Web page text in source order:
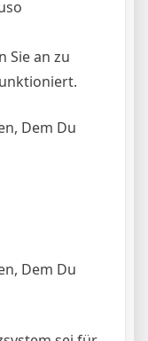
Sie an zu
Dem Du
Dem Du